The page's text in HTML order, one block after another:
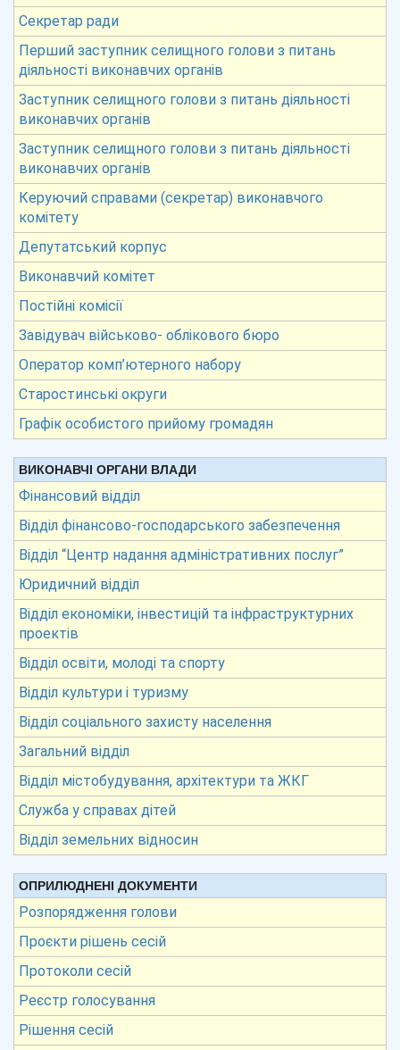
Секретар ради
Перший заступник селищного голови з питань
діяльності виконавчих органів
Заступник селищного голови з питань діяльності
виконавчих органів
Заступник селищного голови з питань діяльності
виконавчих органів
Керуючий справами (секретар) виконавчого
комітету
Депутатський корпус
Виконавчий комітет
Постійні комісії
Завідувач військово- облікового бюро
Оператор комп’ютерного набору
Старостинські округи
Графік особистого прийому громадян
ВИКОНАВЧІ ОРГАНИ ВЛАДИ
Фінансовий відділ
Відділ фінансово-господарського забезпечення
Відділ “Центр надання адміністративних послуг”
Юридичний відділ
Відділ економіки, інвестицій та інфраструктурних
проектів
Відділ освіти, молоді та спорту
Відділ культури і туризму
Відділ соціального захисту населення
Загальний відділ
Відділ містобудування, архітектури та ЖКГ
Служба у справах дітей
Відділ земельних відносин
ОПРИЛЮДНЕНІ ДОКУМЕНТИ
Розпорядження голови
Проєкти рішень сесій
Протоколи сесій
Реєстр голосування
Рішення сесій